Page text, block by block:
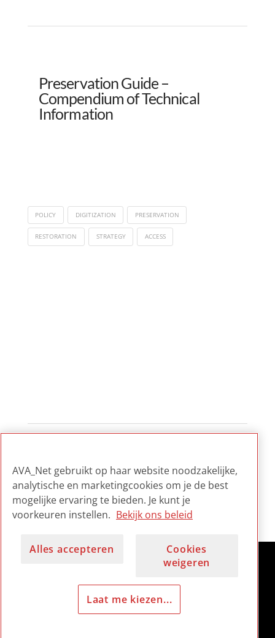
Preservation Guide –
Compendium of Technical
Information
POLICY DIGITIZATION PRESERVATION
RESTORATION STRATEGY ACCESS
AVA_Net gebruikt op haar website noodzakelijke,
analytische en marketingcookies om je de best
mogelijke ervaring te bieden. Je kunt je
voorkeuren instellen. Bekijk ons beleid
Alles accepteren
Cookies
weigeren
Laat me kiezen...